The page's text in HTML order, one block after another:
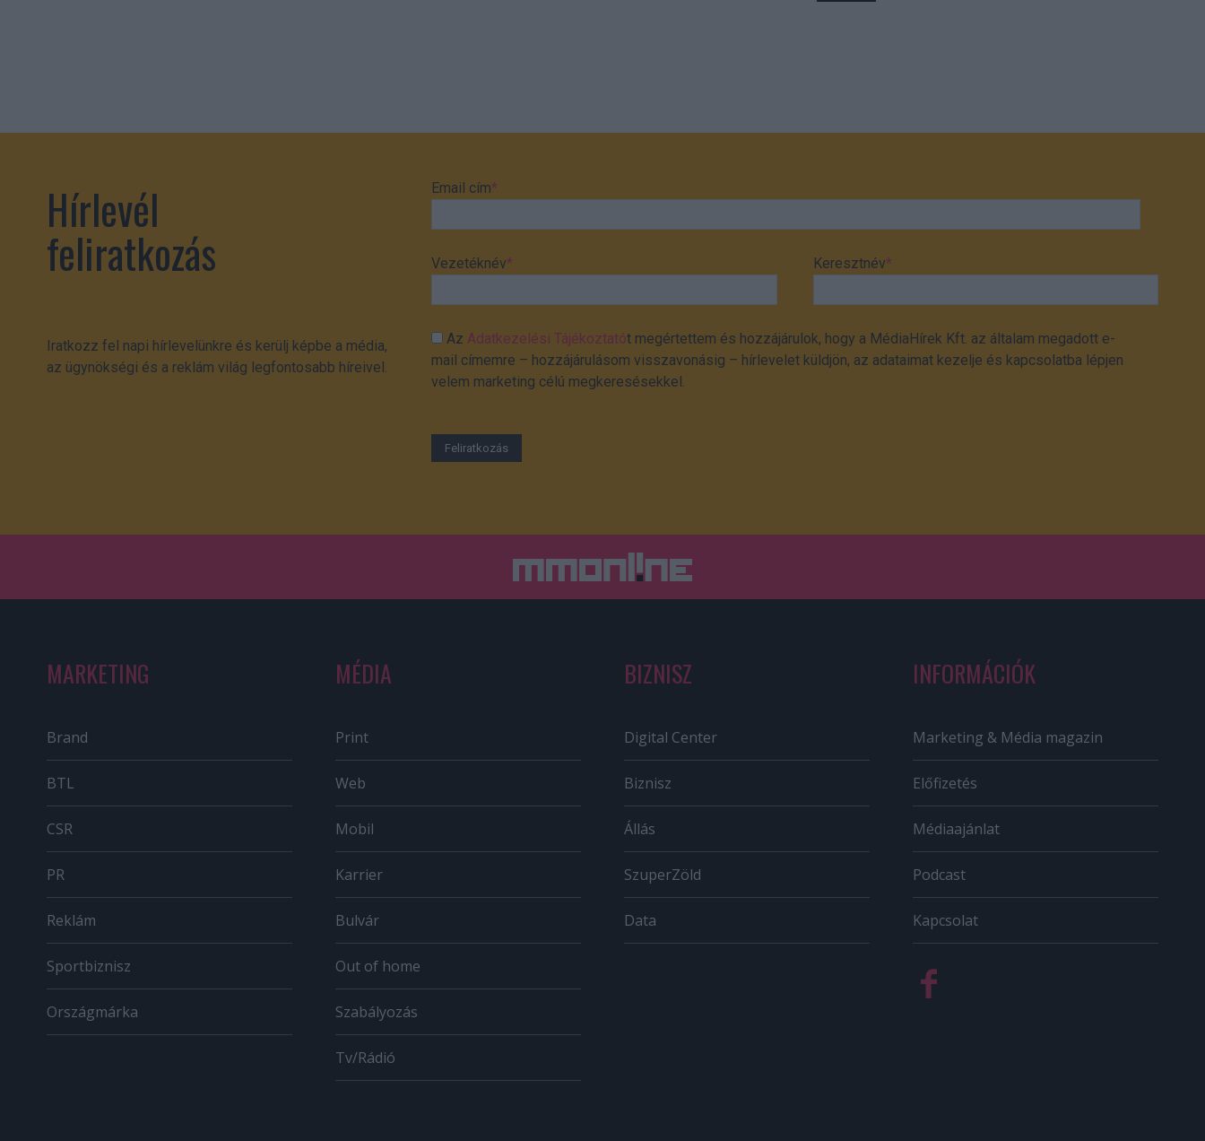
Hírlevél
feliratkozás
Iratkozz fel napi hírlevelünkre és kerülj képbe a média,
az ügynökségi és a reklám világ legfontosabb híreivel.
Email cím*
Vezetéknév* Keresztnév*
AzAdatkezelési Tájékoztatót megértettem és hozzájárulok, hogy a MédiaHírek Kft. az általam megadott e-
mail címemre – hozzájárulásom visszavonásig – hírlevelet küldjön, az adataimat kezelje és kapcsolatba lépjen
velem marketing célú megkeresésekkel.
MARKETING
Brand
BTL
CSR
PR
Reklám
Sportbiznisz
Országmárka
MÉDIA
Print
Web
Mobil
Karrier
Bulvár
Out of home
Szabályozás
Tv/Rádió
BIZNISZ
Digital Center
Biznisz
Állás
SzuperZöld
Data
INFORMÁCIÓK
Marketing & Média magazin
Előfizetés
Médiaajánlat
Podcast
Kapcsolat